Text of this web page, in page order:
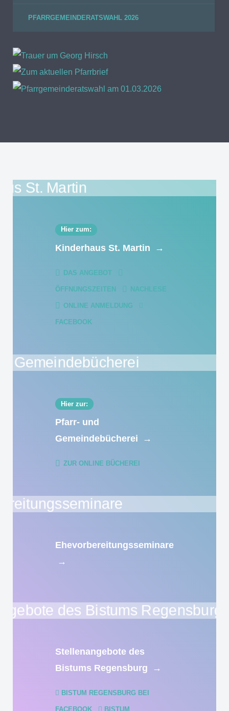
PFARRGEMEINDERATSWAHL 2026
Hier zum:
Kinderhaus St. Martin →
DAS ANGEBOT
ÖFFNUNGSZEITEN NACHLESE
ONLINE ANMELDUNG
FACEBOOK
Hier zur:
Pfarr- und
Gemeindebücherei
→
ZUR ONLINE BÜCHEREI
Ehevorbereitungsseminare
→
Stellenangebote des
Bistums Regensburg
→
BISTUM REGENSBURG BEI
FACEBOOK BISTUM